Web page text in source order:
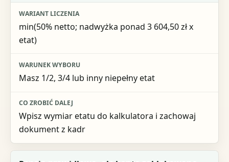
min(50% netto; nadwyżka ponad 3 604,50 zł x
etat)
Masz 1/2, 3/4 lub inny niepełny etat
Wpisz wymiar etatu do kalkulatora i zachowaj
dokument z kadr